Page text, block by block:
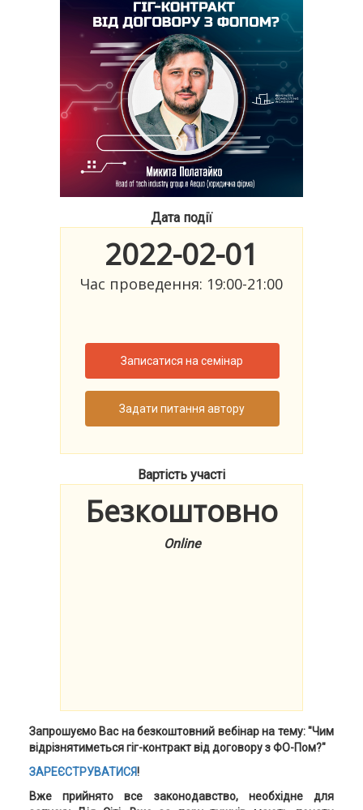
Дата події
2022-02-01
Час проведення: 19:00-21:00
Записатися на семінар
Задати питання автору
Вартість участі
Безкоштовно
Online
Запрошуємо Вас на безкоштовний вебінар на тему: "Чим
відрізнятиметься гіг-контракт від договору з ФО-Пом?"
ЗАРЕЄСТРУВАТИСЯ!
Вже прийнято все законодавство, необхідне для